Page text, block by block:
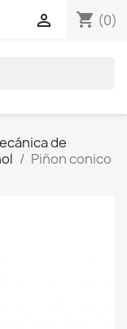
shopping_cart (0)

de
Piñon conico